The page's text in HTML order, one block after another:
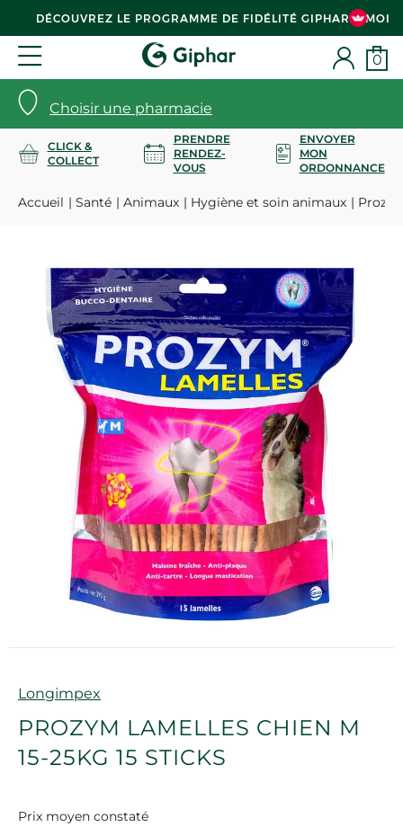
DÉCOUVREZ LE PROGRAMME DE FIDÉLITÉ GIPHAR & MOI
Choisir une pharmacie
0
CLICK &
COLLECT
PRENDRE
RENDEZ-
VOUS
ENVOYER
MON
ORDONNANCE
Accueil Santé Animaux Hygiène et soin animaux
Marque
Longimpex
PROZYM LAMELLES CHIEN M
15-25KG 15 STICKS
Prix moyen constaté